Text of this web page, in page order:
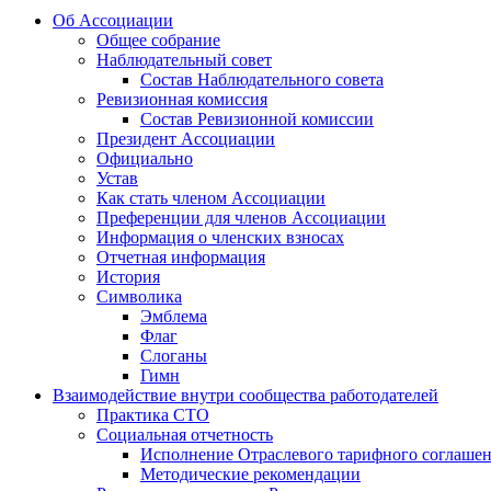
Об Ассоциации
Общее собрание
Наблюдательный совет
Состав Наблюдательного совета
Ревизионная комиссия
Состав Ревизионной комиссии
Президент Ассоциации
Официально
Устав
Как стать членом Ассоциации
Преференции для членов Ассоциации
Информация о членских взносах
Отчетная информация
История
Символика
Эмблема
Флаг
Слоганы
Гимн
Взаимодействие внутри сообщества работодателей
Практика СТО
Социальная отчетность
Исполнение Отраслевого тарифного
Методические рекомендации